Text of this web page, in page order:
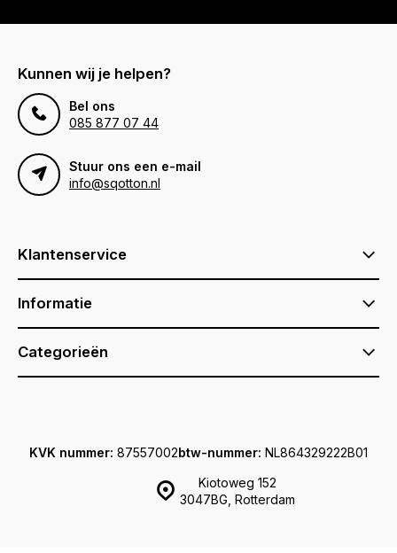
Kunnen wij je helpen?
Bel ons
085 877 07 44
Stuur ons een e-mail
info@sqotton.nl
Klantenservice
Informatie
Categorieën
Kiotoweg 152
3047BG, Rotterdam
KVK nummer: 87557002btw-nummer: NL864329222B01